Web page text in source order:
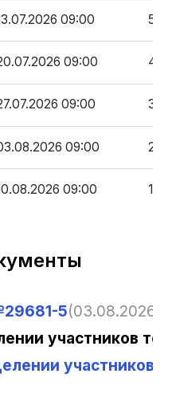
09:00
09:00
09:00
09:00
09:00 118
5(03.08.2026,
участников
участников